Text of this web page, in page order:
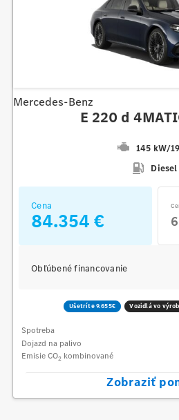
Mercedes-Benz
E 220 d
145 kW/
Diesel
Cena
84.354 €
Obľúbené financovanie
Ušetríte 9.655€ Vozidlá vo
Spotreba
Dojazd na palivo
Emisie CO2 kombinované
Zobraziť